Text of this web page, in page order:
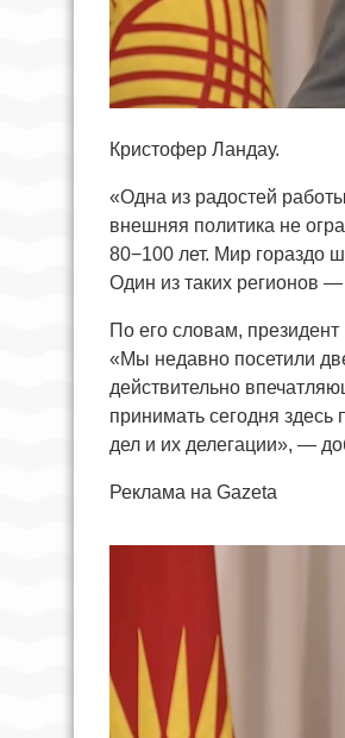
Кристофер Ландау.
«Одна из радостей
внешняя политика не
80−100 лет. Мир гораздо
Один из таких регионов
По его словам,
«Мы недавно посетили
действительно
принимать сегодня
дел и их делегации», —
Реклама на Gazeta